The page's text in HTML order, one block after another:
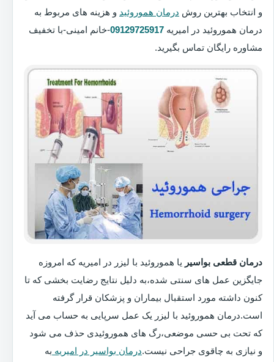
و انتخاب بهترین روش درمان هموروئید و هزینه های مربوط به
درمان هموروئید در امیریه 09129725917-خانم امینی-با تخفیف
مشاوره رایگان تماس بگیرید.
درمان قطعی بواسیر یا هموروئید با لیزر در امیریه که امروزه
جایگزین عمل های سنتی شده،به دلیل نتایج رضایت بخشی که تا
کنون داشته مورد استقبال بیماران و پزشکان قرار گرفته
است.درمان هموروئید با لیزر یک عمل سرپایی به حساب می آید
که تحت بی حسی موضعی،رگ های هموروئیدی حذف می شود
و نیازی به چاقوی جراحی نیست.درمان بواسیر در امیریه به